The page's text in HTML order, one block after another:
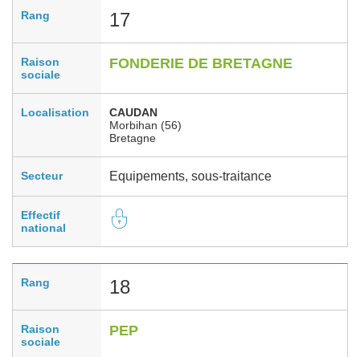
Rang 17
Raison
sociale
FONDERIE DE BRETAGNE
Localisation
CAUDAN
Morbihan (56)
Bretagne
Secteur Equipements, sous-traitance
Effectif
national
Rang 18
Raison
sociale
PEP